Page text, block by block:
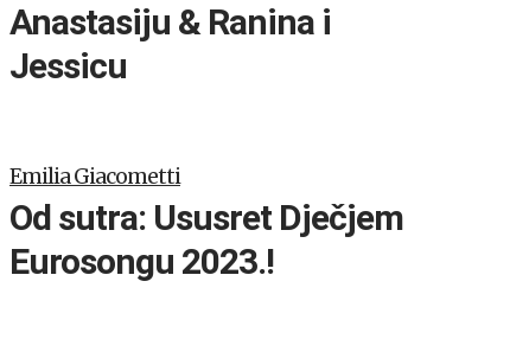
Anastasiju & Ranina i
Jessicu
Emilia Giacometti
Od sutra: Ususret Dječjem
Eurosongu 2023.!